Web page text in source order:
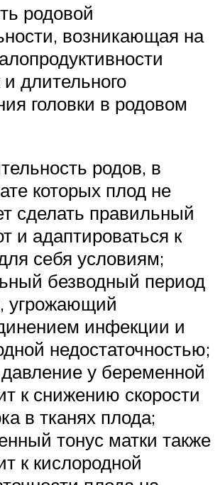
родовой
возникающая на
и длительного
головки в родовом
родов, в
которых плод не
сделать правильный
и адаптироваться к
себя условиям;
безводный период
угрожающий
инфекции и
недостаточностью;
у беременной
к снижению скорости
в тканях плода;
тонус матки также
к кислородной